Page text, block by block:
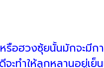
อฮวงซุ้ยนั้นมักจะมีก
ะทำให้ลูกหลานอยู่เย็